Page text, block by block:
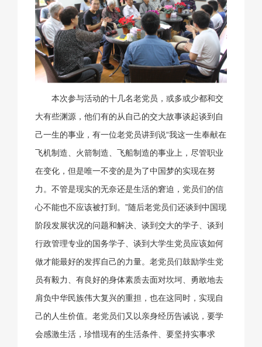
本次参与活动的十几名老党员，或多或少都和交
大有些渊源，他们有的从自己的交大故事谈起谈到自
己一生的事业，有一位老党员讲到说“我这一生奉献在
飞机制造、火箭制造、飞船制造的事业上，尽管职业
在变化，但是唯一不变的是为了中国梦的实现在努
力。不管是现实的无奈还是生活的窘迫，党员们的信
心不能也不应该被打到。”随后老党员们还谈到中国现
阶段发展状况的问题和解决、谈到交大的学子、谈到
行政管理专业的国务学子、谈到大学生党员应该如何
做才能最好的发挥自己的力量。老党员们鼓励学生党
员有毅力、有良好的身体素质去面对坎坷、勇敢地去
肩负中华民族伟大复兴的重担，也在这同时，实现自
己的人生价值。老党员们又以亲身经历告诫说，要学
会感激生活，珍惜现有的生活条件、要坚持实事求